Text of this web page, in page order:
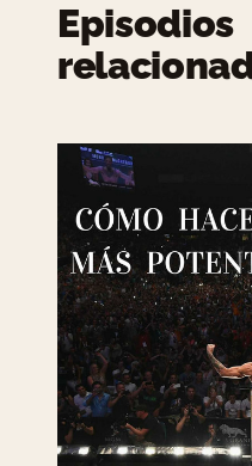
Episodios